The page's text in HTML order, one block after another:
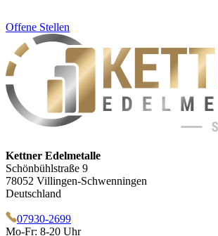
Offene Stellen
Kettner Edelmetalle
Schönbühlstraße 9
78052 Villingen-Schwenningen
Deutschland
07930-2699
Mo-Fr: 8-20 Uhr